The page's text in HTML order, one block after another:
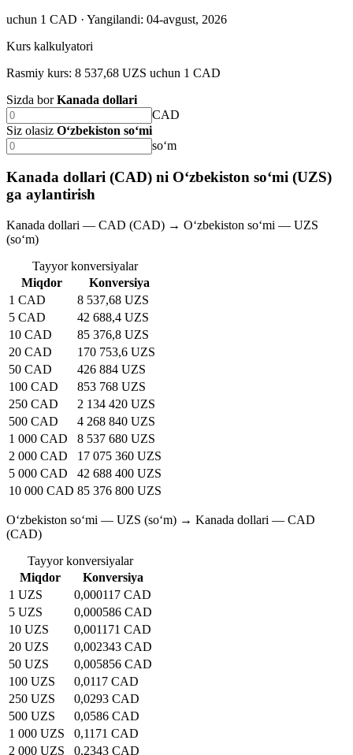
uchun 1 CAD · Yangilandi: 04-avgust, 2026
Kurs kalkulyatori
Rasmiy kurs: 8 537,68 UZS uchun 1 CAD
Sizda bor Kanada dollari
CAD
Siz olasiz O‘zbekiston so‘mi
soʻm
Kanada dollari (CAD) ni O‘zbekiston so‘mi (UZS)
ga aylantirish
Kanada dollari — CAD (CAD) → O‘zbekiston so‘mi — UZS
(soʻm)
Tayyor konversiyalar
Miqdor
Konversiya
1 CAD
8 537,68 UZS
5 CAD
42 688,4 UZS
10 CAD
85 376,8 UZS
20 CAD
170 753,6 UZS
50 CAD
426 884 UZS
100 CAD
853 768 UZS
250 CAD
2 134 420 UZS
500 CAD
4 268 840 UZS
1 000 CAD
8 537 680 UZS
2 000 CAD
17 075 360 UZS
5 000 CAD
42 688 400 UZS
10 000 CAD 85 376 800 UZS
O‘zbekiston so‘mi — UZS (soʻm) → Kanada dollari — CAD
(CAD)
Tayyor konversiyalar
Miqdor
Konversiya
1 UZS
0,000117 CAD
5 UZS
0,000586 CAD
10 UZS
0,001171 CAD
20 UZS
0,002343 CAD
50 UZS
0,005856 CAD
100 UZS
0,0117 CAD
250 UZS
0,0293 CAD
500 UZS
0,0586 CAD
1 000 UZS
0,1171 CAD
2 000 UZS
0,2343 CAD